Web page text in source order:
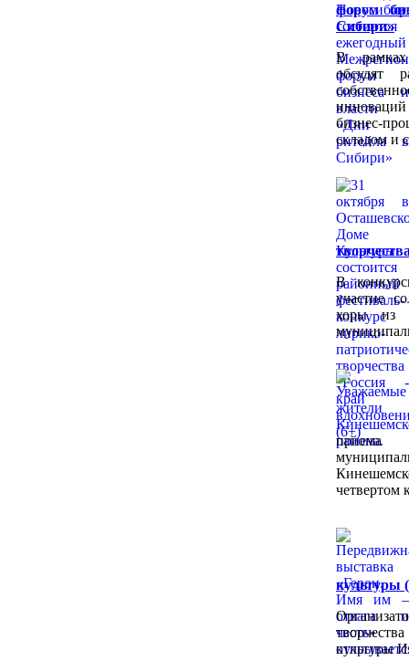
форум
Сибири»
В рамках
обсудят
бизнес-
складом и
В
участие
хоры из
четвертом
культуры
культуры